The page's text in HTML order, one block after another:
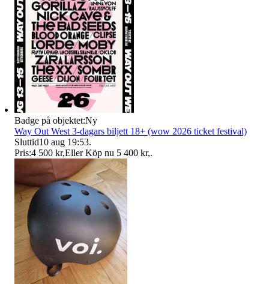
Badge på objektet:Ny
Way Out West 3-dagars biljett 18+ (wow 2026 ticket festival)
Sluttid10 aug 19:53.
Pris:4 500 kr,Eller Köp nu 5 400 kr,.